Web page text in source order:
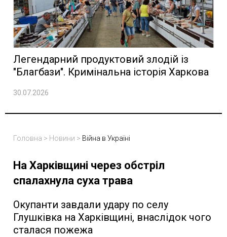
Легендарний продуктовий злодій із
"Благбази". Кримінальна історія Харкова
30.07.2026
Головна > Новини > Війна в Україні
На Харківщині через обстріл
спалахнула суха трава
Окупанти завдали удару по селу
Глушківка на Харківщині, внаслідок чого
сталася пожежа